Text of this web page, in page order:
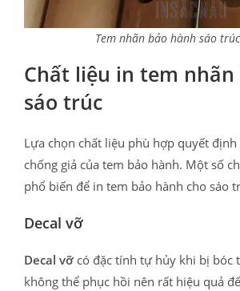
Tem nhãn bảo hành sáo
Chất liệu in tem
sáo trúc
Lựa chọn chất liệu phù hợp quyết
chống giả của tem bảo hành. Một số
phổ biến để in tem bảo hành cho sáo
Decal vỡ
Decal vỡ có đặc tính tự hủy khi bị bóc
không thể phục hồi nên rất hiệu quả